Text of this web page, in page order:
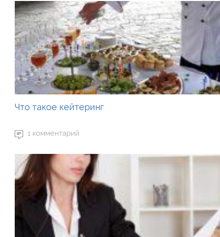
Что такое кейтеринг
1 комментарий